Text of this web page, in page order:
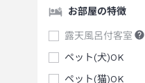
お部屋の特徴
露天風呂付客室
ペット(犬)OK
ペット(猫)OK